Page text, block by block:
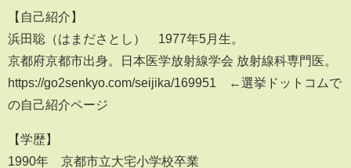
【自己紹介】
浜田聡（はまださとし） 1977年5月生。
京都府京都市出身。日本医学放射線学会 放射線科専門医。
https://go2senkyo.com/seijika/169951 ←選挙ドットコムで
の自己紹介ページ
【学歴】
1990年 京都市立大宅小学校卒業